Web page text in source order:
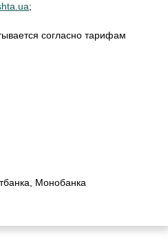
;
согласно тарифам
Монобанка